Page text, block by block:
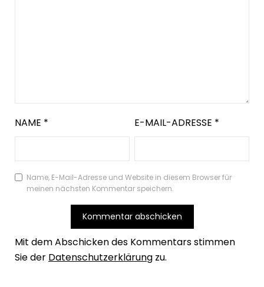
NAME * E-MAIL-ADRESSE *
Name, E-Mail-Adresse und Website in diesem Browser für
meinen nächsten Kommentar speichern.
Mit dem Abschicken des Kommentars stimmen
Sie der Datenschutzerklärung zu.